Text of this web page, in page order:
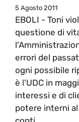
5 Agosto 2011
EBOLI - Toni
questione di
errori del
ogni possibile
è l'UDC in
interessi e di
potere interni